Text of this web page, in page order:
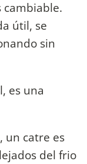
cambiable.
útil, se
sin
es una
un catre es
del frio